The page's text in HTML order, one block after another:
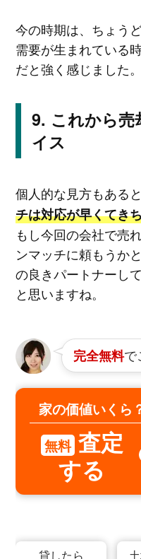
今の時期は、ちょう
需要が生まれている
だと強く感じました。
これから
イス
個人的な見方もある
チは対応が早くてき
もし今回の会社で売
ンマッチに頼もうか
の良きパートナーし
と思いますね。
完全無料で
家の価値いくら
無料 査定
する
貸したら